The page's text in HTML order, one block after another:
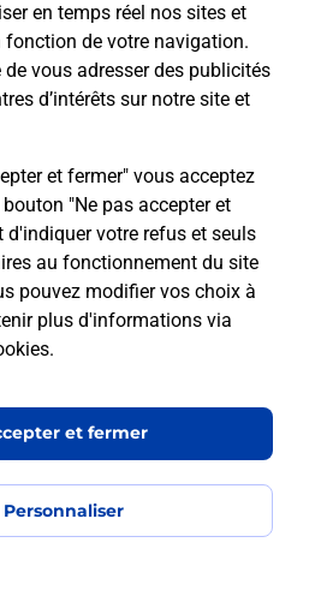
en temps réel nos sites et
de votre navigation.
de vous adresser des publicités
d’intérêts sur notre site et
et fermer" vous acceptez
"Ne pas accepter et
d'indiquer votre refus et seuls
au fonctionnement du site
pouvez modifier vos choix à
plus d'informations via
.
Personnaliser
et fermer
lettres Eure-et-Loir Terminiers
conforme